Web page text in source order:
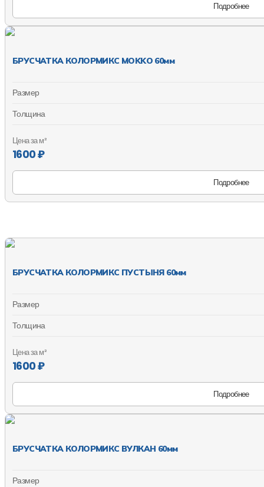
Подробнее
БРУСЧАТКА КОЛОРМИКС MOKKO 60мм
Размер
Толщина
Цена за м²
1600 ₽
Подробнее
БРУСЧАТКА КОЛОРМИКС ПУСТЫНЯ 60мм
Размер
Толщина
Цена за м²
1600 ₽
Подробнее
БРУСЧАТКА КОЛОРМИКС ВУЛКАН 60мм
Размер